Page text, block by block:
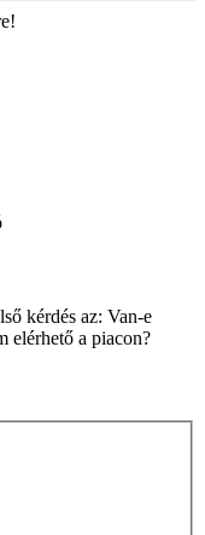
kérdés az: Van-e
elérhető a piacon?